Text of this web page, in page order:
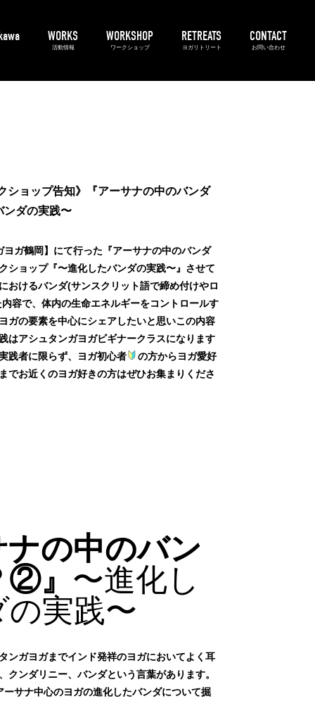
WORKS
活動情報
WORKSHOP
ワークショップ
RETREATS
ヨガリトリート
CONTACT
お問い合わせ
クショップ告知》『アーサナの中のバンダ
ダの実践〜
ガ鶴岡】にて行った『アーサナの中のバンダ
ショップ『〜進化したバンダの実践〜』 させて
おけるバンダ(サンスクリット語で締め付けやロ
容で、体内の生命エネルギーをコントロールす
ガの要素を中心にシェアしたいと思いこの内容
はアシュタンガヨガビギナークラスになります
践者に限らず、ヨガ初心者
の方からヨガ愛好
でお近くのヨガ好きの方はぜひお集まりくださ
ナの中のバン
』 〜進化し
実践〜
ンガヨガまでインド発祥のヨガにおいてよく耳
クンダリニー、バンダという言葉があります。
サナ中心のヨガの進化したバンダについて掘